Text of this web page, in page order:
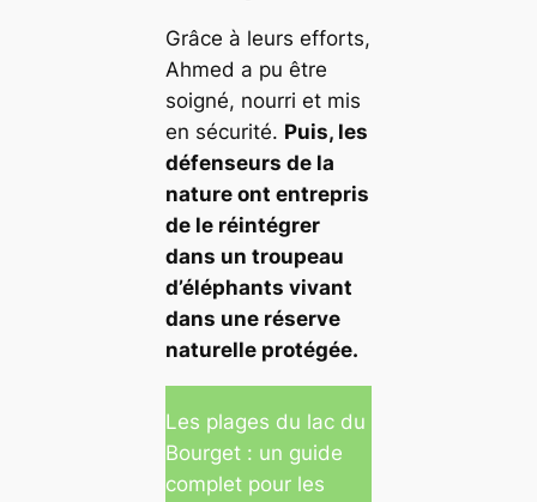
Grâce à leurs efforts,
Ahmed a pu être
soigné, nourri et mis
en sécurité. Puis, les
défenseurs de la
nature ont entrepris
de le réintégrer
dans un troupeau
d’éléphants vivant
dans une réserve
naturelle protégée.
Les plages du lac du
Bourget : un guide
complet pour les